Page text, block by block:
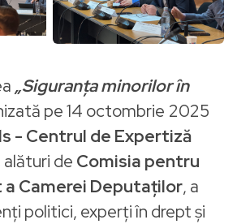
„Siguranța minorilor în
pe 14 octombrie 2025
- Centrul de Expertiză
alături de Comisia pentru
a Camerei Deputaților, a
politici, experți în drept și